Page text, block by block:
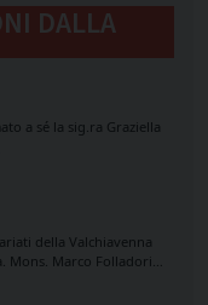
DALLA
a sé la sig.ra Graziella
della Valchiavenna
Mons. Marco Folladori…